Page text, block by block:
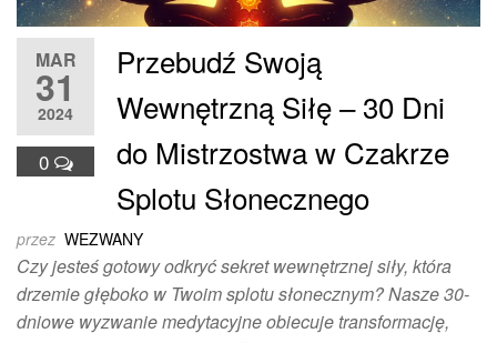
MAR
31
2024
0
Przebudź Swoją
Wewnętrzną Siłę – 30 Dni
do Mistrzostwa w Czakrze
Splotu Słonecznego
przez WEZWANY
Czy jesteś gotowy odkryć sekret wewnętrznej siły, która
drzemie głęboko w Twoim splotu słonecznym? Nasze 30-
dniowe wyzwanie medytacyjne obiecuje transformację,